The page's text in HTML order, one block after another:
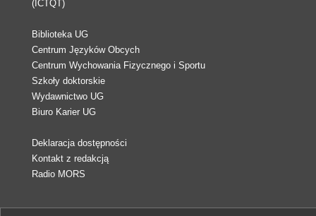
(ICTQT)
Biblioteka UG
Centrum Języków Obcych
Centrum Wychowania Fizycznego i Sportu
Szkoły doktorskie
Wydawnictwo UG
Biuro Karier UG
Deklaracja dostępności
Kontakt z redakcją
Radio MORS